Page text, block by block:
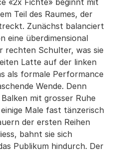
«2x Fichte» beginnt mit
Teil des Raumes, der
Zunächst balanciert
eine überdimensional
rechten Schulter, was sie
Latte auf der linken
als formale Performance
Wende. Denn
mit grosser Ruhe
Male fast tänzerisch
der ersten Reihen
bahnt sie sich
Publikum hindurch. Der